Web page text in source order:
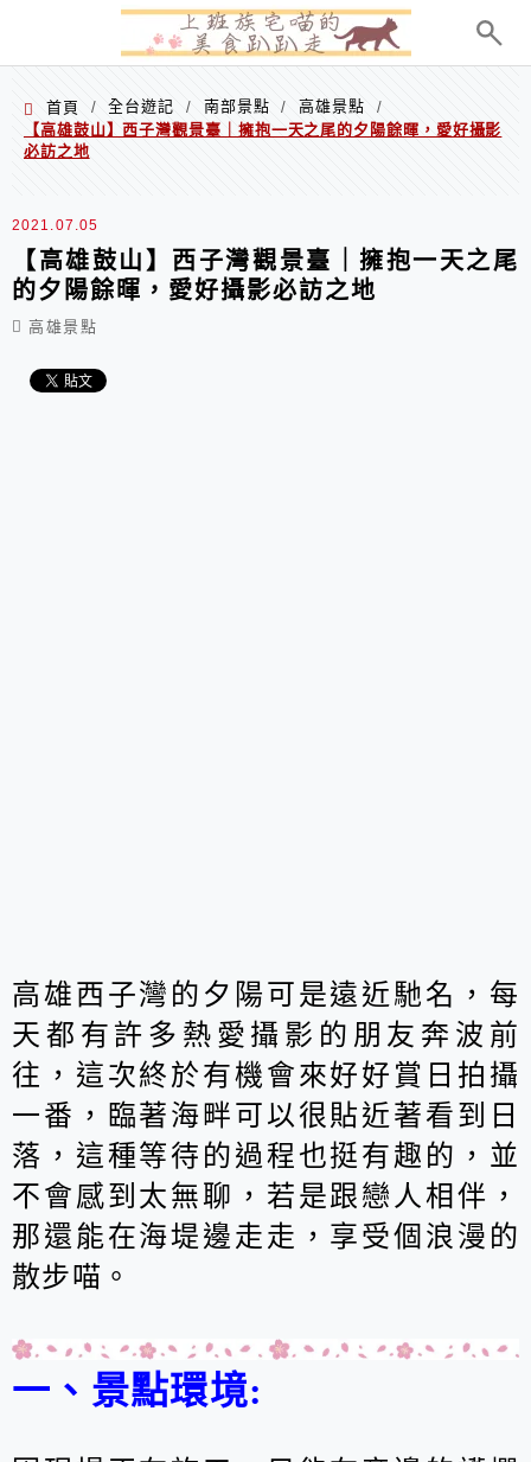
首頁 / 全台遊記 / 南部景點 / 高雄景點
/
【高雄鼓山】西子灣觀景臺｜擁抱一天之尾的夕陽餘暉，愛好攝影
必訪之地
2021.07.05
【高雄鼓山】西子灣觀景臺｜擁抱一天之尾
的夕陽餘暉，愛好攝影必訪之地
高雄景點
高雄西子灣的夕陽可是遠近馳名，每
天都有許多熱愛攝影的朋友奔波前
往，這次終於有機會來好好賞日拍攝
一番，臨著海畔可以很貼近著看到日
落，這種等待的過程也挺有趣的，並
不會感到太無聊，若是跟戀人相伴，
那還能在海堤邊走走，享受個浪漫的
散步喵。
一、景點環境: